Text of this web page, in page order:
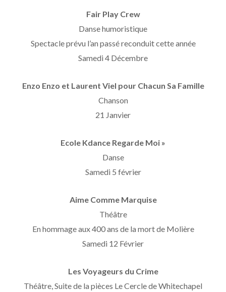
Fair Play Crew
Danse humoristique
Spectacle prévu l’an passé reconduit cette année
Samedi 4 Décembre
Enzo Enzo et Laurent Viel pour Chacun Sa Famille
Chanson
21 Janvier
Ecole Kdance Regarde Moi »
Danse
Samedi 5 février
Aime Comme Marquise
Théâtre
En hommage aux 400 ans de la mort de Molière
Samedi 12 Février
Les Voyageurs du Crime
Théâtre, Suite de la pièces Le Cercle de Whitechapel